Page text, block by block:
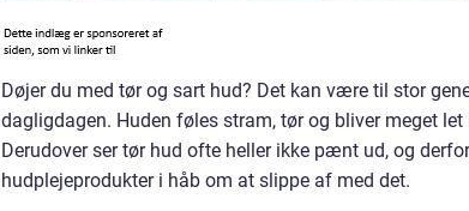
Døjer du med tør og sart hud? Det kan være til stor
dagligdagen. Huden føles stram, tør og bliver meget
Derudover ser tør hud ofte heller ikke pænt ud, og
hudplejeprodukter i håb om at slippe af med det.